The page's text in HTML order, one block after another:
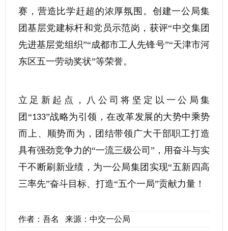
赛，营造比学赶超的浓厚氛围。创建一公局集
团基层党建标杆和党员示范岗，获评“中交集团
先进基层党组织”“成都市工人先锋号”“天津市河
东区五一劳动奖状”等荣誉。
立足新起点，八公司将坚定以一公局集
团“133”战略为引领，在改革发展的大势中乘势
而上、顺势而为，团结带领广大干部职工打造
具有强劲竞争力的“一流三级公司”，用奋斗与实
干不断刷新业绩，为一公局集团实现“五新四高
三率先”奋斗目标、打造“五个一局”贡献力量！
作者：吾名 来源：中交一公局